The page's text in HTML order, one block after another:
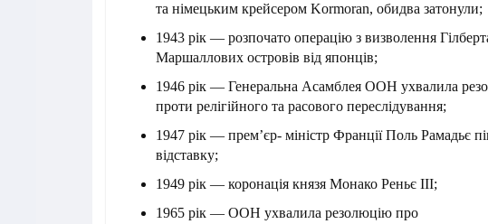
та німецьким крейсером Kormoran, обидва затонули;
1943 рік — розпочато операцію з визволення
Маршаллових островів від японців;
1946 рік — Генеральна Асамблея ООН ухвалила
проти релігійного та расового переслідування;
1947 рік — прем’єр- міністр Франції Поль Рамадьє
відставку;
1949 рік — коронація князя Монако Реньє III;
1965 рік — ООН ухвалила резолюцію про